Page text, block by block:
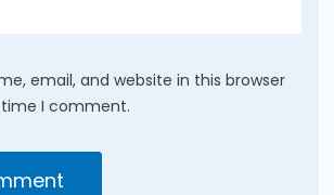
email, and website in this browser
I comment.